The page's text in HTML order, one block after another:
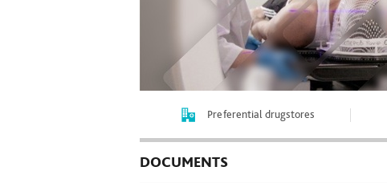
Preferential drugstores
DOCUMENTS